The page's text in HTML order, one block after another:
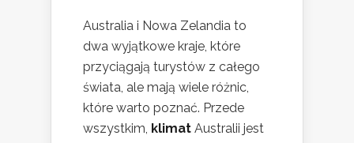
Australia i Nowa Zelandia to
dwa wyjątkowe kraje, które
przyciągają turystów z całego
świata, ale mają wiele różnic,
które warto poznać. Przede
wszystkim, klimat Australii jest